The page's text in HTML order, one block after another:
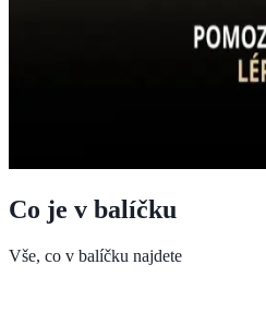
Co je v balíčku
Vše, co v balíčku najdete